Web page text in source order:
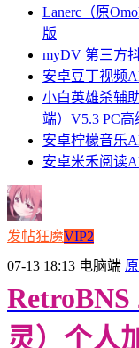
Lanerc（原
版
myDV 第三方
安卓豆丁视频
小白英雄杀辅
端）V5.3 PC高
安卓柠檬音乐
安卓米禾阅读
发帖狂魔VIP2
07-13 18:13 电脑端
RetroBNS
灵）个人